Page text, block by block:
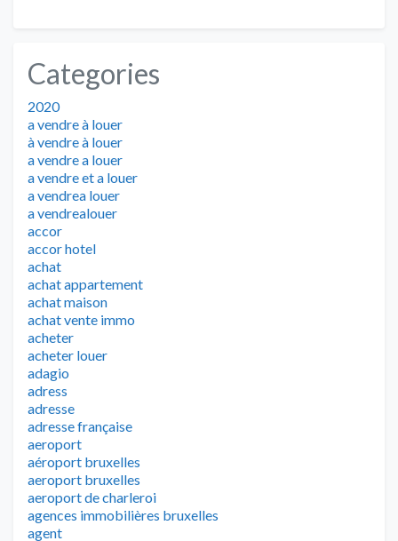
Categories
2020
a vendre à louer
à vendre à louer
a vendre a louer
a vendre et a louer
a vendrea louer
a vendrealouer
accor
accor hotel
achat
achat appartement
achat maison
achat vente immo
acheter
acheter louer
adagio
adress
adresse
adresse française
aeroport
aéroport bruxelles
aeroport bruxelles
aeroport de charleroi
agences immobilières bruxelles
agent